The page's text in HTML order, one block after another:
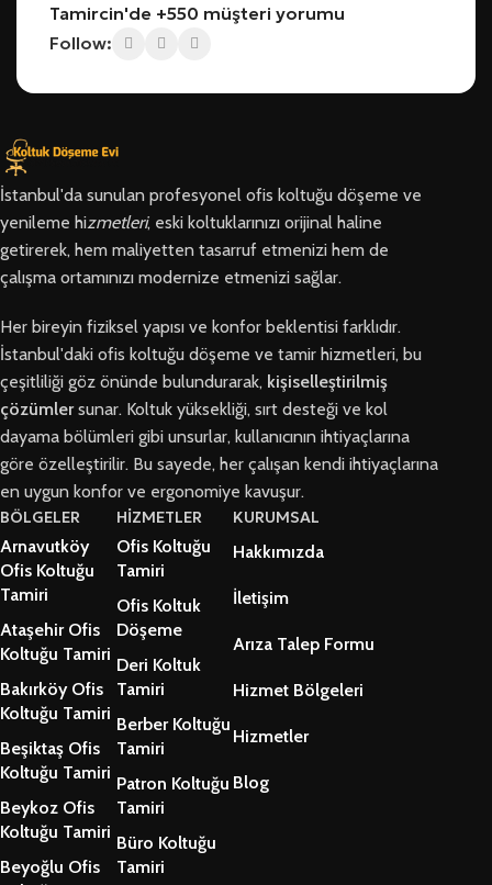
Tamircin'de +550 müşteri yorumu
Follow:
İstanbul'da sunulan profesyonel ofis koltuğu döşeme ve
yenileme hizmetleri, eski koltuklarınızı orijinal haline
getirerek, hem maliyetten tasarruf etmenizi hem de
çalışma ortamınızı modernize etmenizi sağlar.
Her bireyin fiziksel yapısı ve konfor beklentisi farklıdır.
İstanbul'daki ofis koltuğu döşeme ve tamir hizmetleri, bu
çeşitliliği göz önünde bulundurarak, kişiselleştirilmiş
çözümlersunar. Koltuk yüksekliği, sırt desteği ve kol
dayama bölümleri gibi unsurlar, kullanıcının ihtiyaçlarına
göre özelleştirilir. Bu sayede, her çalışan kendi ihtiyaçlarına
en uygun konfor ve ergonomiye kavuşur.
BÖLGELER
Arnavutköy
Ofis Koltuğu
Tamiri
Ataşehir Ofis
Koltuğu Tamiri
Bakırköy Ofis
Koltuğu Tamiri
Beşiktaş Ofis
Koltuğu Tamiri
Beykoz Ofis
Koltuğu Tamiri
Beyoğlu Ofis
HİZMETLER
Ofis Koltuğu
Tamiri
Ofis Koltuk
Döşeme
Deri Koltuk
Tamiri
Berber Koltuğu
Tamiri
Patron Koltuğu
Tamiri
Büro Koltuğu
Tamiri
KURUMSAL
Hakkımızda
İletişim
Arıza Talep Formu
Hizmet Bölgeleri
Hizmetler
Blog